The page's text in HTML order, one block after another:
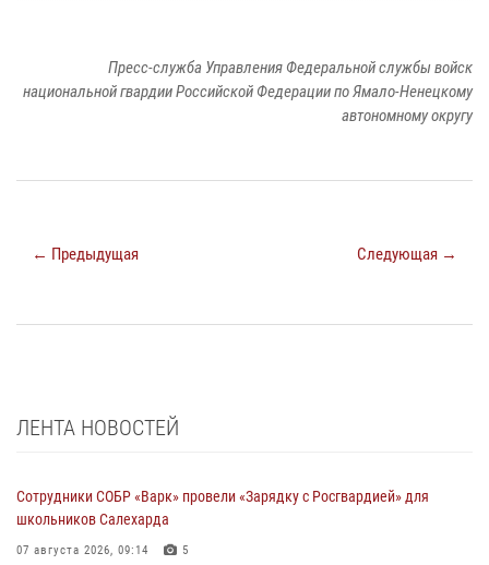
Пресс-служба Управления Федеральной службы войск
национальной гвардии Российской Федерации по Ямало-Ненецкому
автономному округу
← Предыдущая Следующая →
ЛЕНТА НОВОСТЕЙ
Сотрудники СОБР «Варк» провели «Зарядку с Росгвардией» для
школьников Салехарда
07 августа 2026, 09:14 5